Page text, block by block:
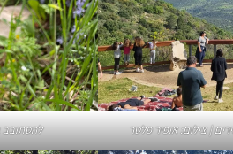
| צילום: אופיר פלטר להסתובב